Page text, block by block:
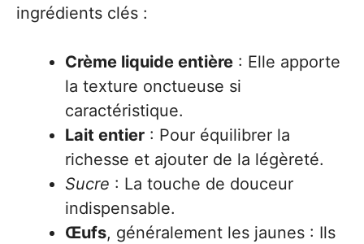
ingrédients clés :
Crème liquide entière : Elle apporte
la texture onctueuse si
caractéristique.
Lait entier : Pour équilibrer la
richesse et ajouter de la légèreté.
Sucre : La touche de douceur
indispensable.
Œufs, généralement les jaunes : Ils